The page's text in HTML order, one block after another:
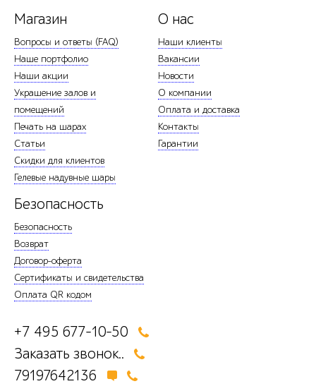
Магазин
Вопросы и ответы (FAQ)
Наше портфолио
Наши акции
Украшение залов и
помещений
Печать на шарах
Статьи
Скидки для клиентов
Гелевые надувные шары
О нас
Наши клиенты
Вакансии
Новости
О компании
Оплата и доставка
Контакты
Гарантии
Безопасность
Безопасность
Возврат
Договор-оферта
Сертификаты и свидетельства
Оплата QR кодом
+7 495 677-10-50
Заказать звонок..
79197642136